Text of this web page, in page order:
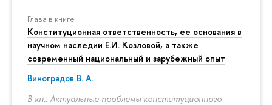
Глава в книге
Конституционная ответственность, ее основания в
научном наследии Е.И. Козловой, а также
современный национальный и зарубежный опыт
Виноградов В. А.
В кн.: Актуальные проблемы конституционного